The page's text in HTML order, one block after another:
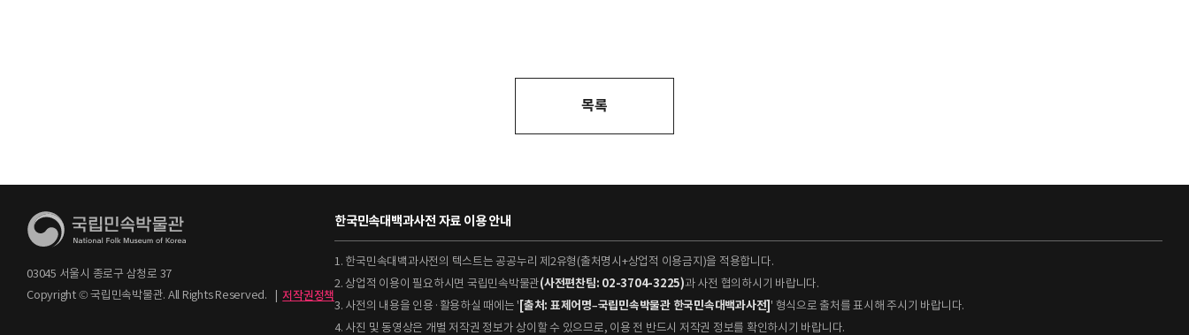
목록
03045 서울시 종로구 삼청로 37
Copyright © 국립민속박물관. All Rights Reserved.
| 저작권정책
한국민속대백과사전 자료 이용 안내
1. 한국민속대백과사전의 텍스트는 공공누리 제2유형(출처명시+상업적 이용금지)을 적용합니다.
2. 상업적 이용이 필요하시면 국립민속박물관(사전편찬팀: 02-3704-3225)과 사전 협의하시기 바랍니다.
3. 사전의 내용을 인용·활용하실 때에는 ' [출처: 표제어명–국립민속박물관 한국민속대백과사전] ' 형식으로 출처를 표시해 주시기 바랍니다.
4. 사진 및 동영상은 개별 저작권 정보가 상이할 수 있으므로, 이용 전 반드시 저작권 정보를 확인하시기 바랍니다.